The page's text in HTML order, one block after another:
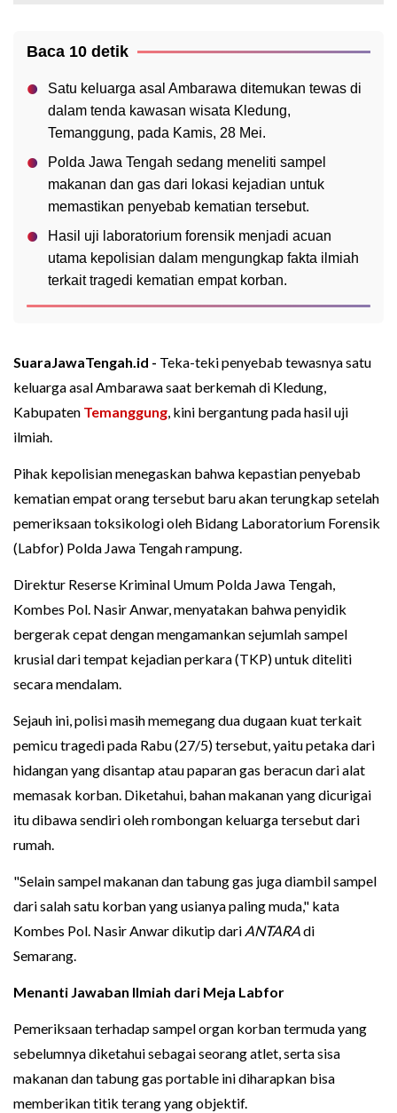
Baca 10 detik
Satu keluarga asal Ambarawa ditemukan tewas di
dalam tenda kawasan wisata Kledung,
Temanggung, pada Kamis, 28 Mei.
Polda Jawa Tengah sedang meneliti sampel
makanan dan gas dari lokasi kejadian untuk
memastikan penyebab kematian tersebut.
Hasil uji laboratorium forensik menjadi acuan
utama kepolisian dalam mengungkap fakta ilmiah
terkait tragedi kematian empat korban.
SuaraJawaTengah.id - Teka-teki penyebab tewasnya satu
keluarga asal Ambarawa saat berkemah di Kledung,
Kabupaten Temanggung, kini bergantung pada hasil uji
ilmiah.
Pihak kepolisian menegaskan bahwa kepastian penyebab
kematian empat orang tersebut baru akan terungkap setelah
pemeriksaan toksikologi oleh Bidang Laboratorium Forensik
(Labfor) Polda Jawa Tengah rampung.
Direktur Reserse Kriminal Umum Polda Jawa Tengah,
Kombes Pol. Nasir Anwar, menyatakan bahwa penyidik
bergerak cepat dengan mengamankan sejumlah sampel
krusial dari tempat kejadian perkara (TKP) untuk diteliti
secara mendalam.
Sejauh ini, polisi masih memegang dua dugaan kuat terkait
pemicu tragedi pada Rabu (27/5) tersebut, yaitu petaka dari
hidangan yang disantap atau paparan gas beracun dari alat
memasak korban. Diketahui, bahan makanan yang dicurigai
itu dibawa sendiri oleh rombongan keluarga tersebut dari
rumah.
"Selain sampel makanan dan tabung gas juga diambil sampel
dari salah satu korban yang usianya paling muda," kata
Kombes Pol. Nasir Anwar dikutip dari ANTARAdi
Semarang.
Menanti Jawaban Ilmiah dari Meja Labfor
Pemeriksaan terhadap sampel organ korban termuda yang
sebelumnya diketahui sebagai seorang atlet, serta sisa
makanan dan tabung gas portable ini diharapkan bisa
memberikan titik terang yang objektif.